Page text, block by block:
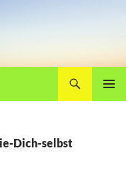
Dich-selbst